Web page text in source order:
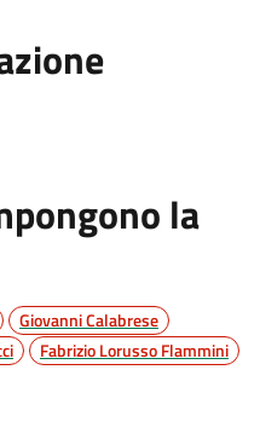
la
Giovanni Calabrese
Fabrizio Lorusso Flammini